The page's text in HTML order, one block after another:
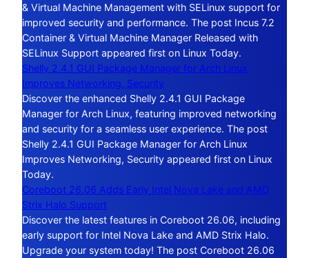
& Virtual Machine Management with SELinux support for
improved security and performance. The post Incus 7.2
Container & Virtual Machine Manager Released with
SELinux Support appeared first on Linux Today.
Shelly 2.4.1 GUI Package Manager for Arch Linux
Improves Networking, Security
Discover the enhanced Shelly 2.4.1 GUI Package
Manager for Arch Linux, featuring improved networking
and security for a seamless user experience. The post
Shelly 2.4.1 GUI Package Manager for Arch Linux
Improves Networking, Security appeared first on Linux
Today.
Coreboot 26.06 Adds Early Intel Nova Lake and AMD
Strix Halo Support
Discover the latest features in Coreboot 26.06, including
early support for Intel Nova Lake and AMD Strix Halo.
Upgrade your system today! The post Coreboot 26.06